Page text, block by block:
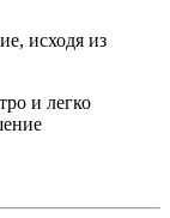
исходя из
и легко